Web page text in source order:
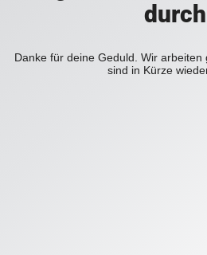
Danke für deine Geduld. Wir
sind in Kürze